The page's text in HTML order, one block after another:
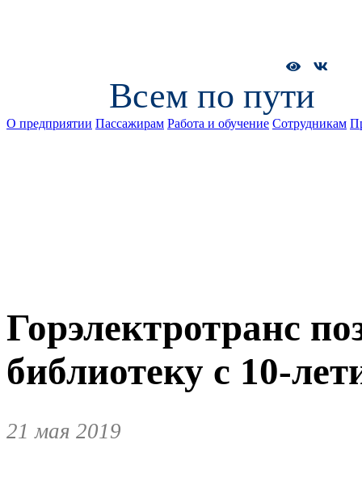
Всем по пути
О предприятии Пассажирам Работа и обучение Сотрудникам
Горэлектротранс
библиотеку с 10-
21 мая 2019